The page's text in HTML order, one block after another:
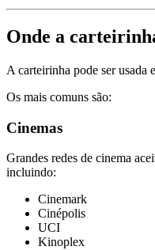
Onde a
A carteirinha pode ser usada
Os mais comuns são:
Cinemas
Grandes redes de cinema
incluindo:
Cinemark
Cinépolis
UCI
Kinoplex